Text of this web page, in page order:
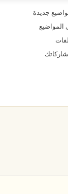
جديدة
المواضيع